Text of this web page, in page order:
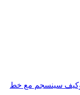
وكيف سينسجم مع خط